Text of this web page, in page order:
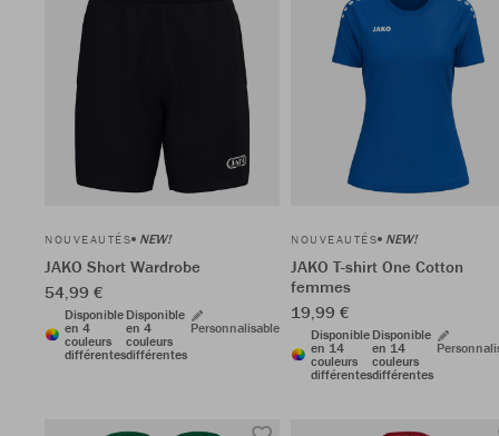
NOUVEAUTÉS NEW!
JAKO Short Wardrobe
54,99 €
Disponible
en 4
couleurs
différentes
Disponible
en 4
couleurs
différentes
Personnalisable
NOUVEAUTÉS NEW!
JAKO T-shirt One Cotton
femmes
19,99 €
Disponible
en 14
couleurs
différentes
Disponible
en 14
couleurs
différentes